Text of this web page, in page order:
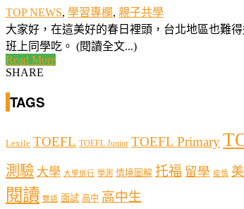
TOP NEWS, 學習專欄, 親子共學
大家好，在這美好的春日裡頭，台北地區也難
班上同學吃。 (閱讀全文...)
Read More
SHARE
TAGS
Lexile TOEFL TOEFL Junior TOEFL Primary
測驗 大學 大學排行 學測 情境圖解 托福 留學 疫情
閱讀 雙語 面試 高中 高中生